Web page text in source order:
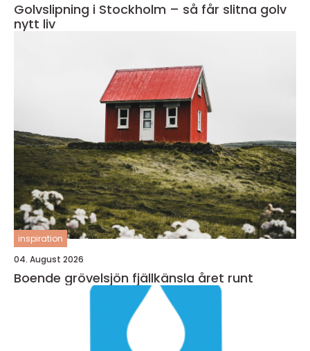
Golvslipning i Stockholm – så får slitna golv
nytt liv
inspiration
04. August 2026
Boende grövelsjön fjällkänsla året runt